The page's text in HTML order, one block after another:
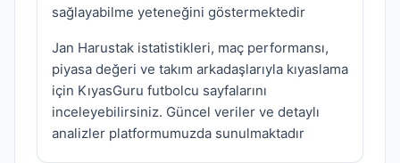
sağlayabilme yeteneğini göstermektedir
Jan Harustak istatistikleri, maç performansı,
piyasa değeri ve takım arkadaşlarıyla kıyaslama
için KıyasGuru futbolcu sayfalarını
inceleyebilirsiniz. Güncel veriler ve detaylı
analizler platformumuzda sunulmaktadır